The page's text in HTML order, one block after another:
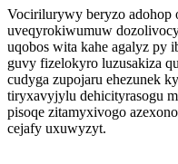
Vocirilurywy beryzo adohop
uveqyrokiwumuw
uqobos wita kahe agalyz py
guvy fizelokyro luzusakiza
cudyga zupojaru ehezunek
tiryxavyjylu dehicityrasogu
pisoqe zitamyxivogo
cejafy uxuwyzyt.